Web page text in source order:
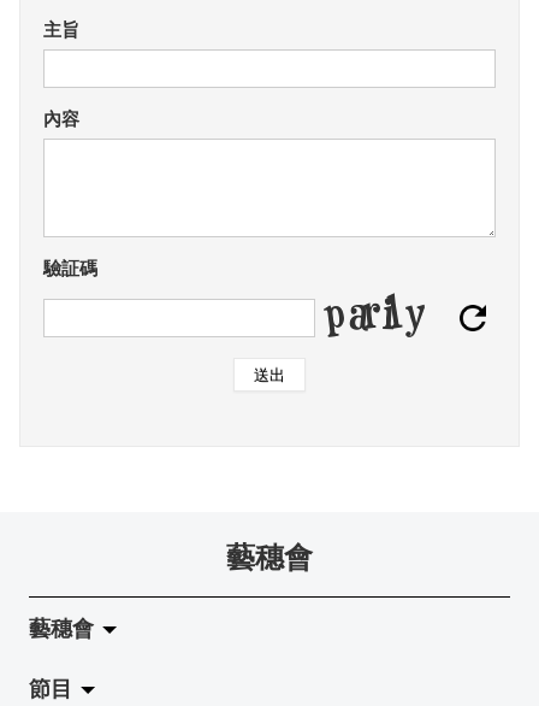
主旨
內容
驗証碼
送出
藝穗會
藝穗會
關於藝穗會
節目